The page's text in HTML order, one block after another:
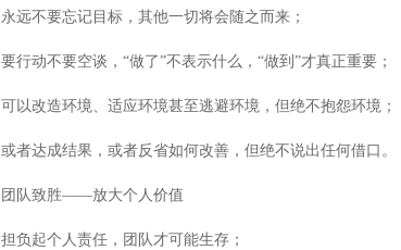
永远不要忘记目标，其他一切将会随之而来；
要行动不要空谈，“做了”不表示什么，“做到”才真正重要；
可以改造环境、适应环境甚至逃避环境，但绝不抱怨环境；
或者达成结果，或者反省如何改善，但绝不说出任何借口。
团队致胜——放大个人价值
担负起个人责任，团队才可能生存；